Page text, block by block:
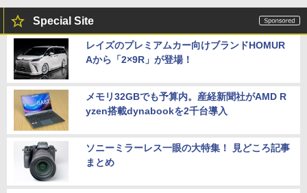
Special Site
レイズのプレミアムカー向けブランドHOMUR
Aから「2×9R」が登場！
メモリ32GBでも予算内。産経新聞社がAMD R
yzen搭載dynabookを2千台導入
ソニーミラーレス一眼の大特集！ 見どころ記事
まとめ